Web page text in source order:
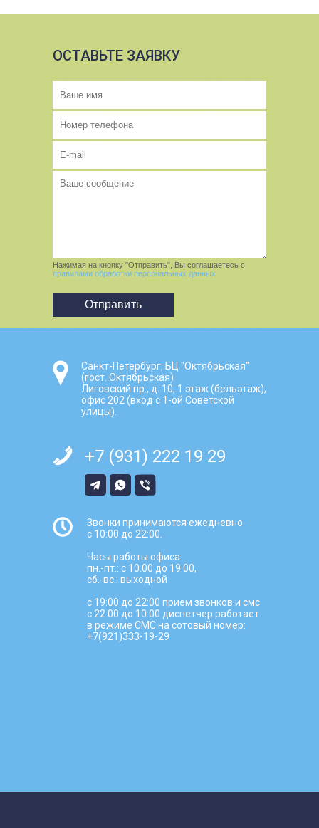
ОСТАВЬТЕ ЗАЯВКУ
Нажимая на кнопку "Отправить", Вы соглашаетесь с
правилами обработки персональных данных
Санкт-Петербург, БЦ "Октябрьская"
(гост. Октябрьская)
Лиговский пр., д. 10, 1 этаж (бельэтаж),
офис 202 (вход с 1-ой Советской
улицы).
+7 (931) 222 19 29
Звонки принимаются ежедневно
с 10:00 до 22:00.
Часы работы офиса:
пн.-пт.: с 10.00 до 19.00,
сб.-вс.: выходной
с 19:00 до 22:00 прием звонков и смс
с 22:00 до 10:00 диспетчер работает
в режиме СМС на сотовый номер:
+7(921)333-19-29